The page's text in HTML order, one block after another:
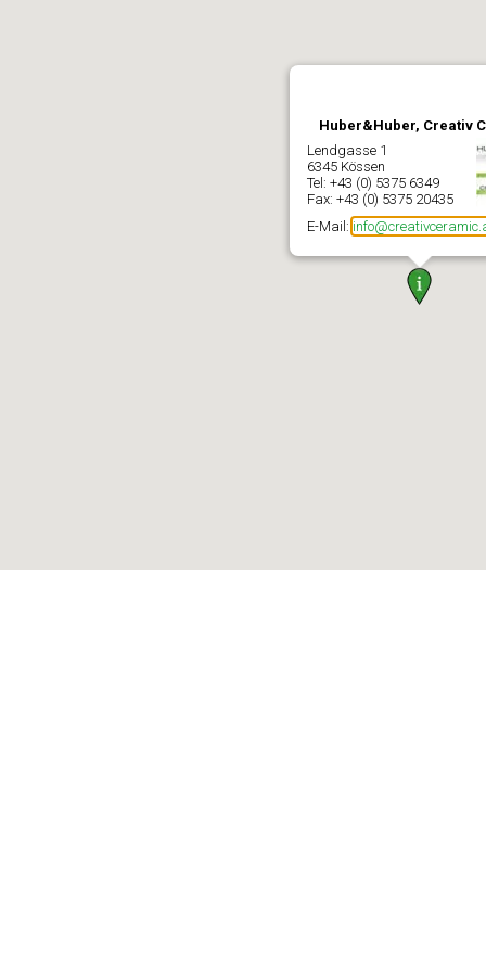
Huber&Huber, Creativ
Lendgasse 1
6345 Kössen
Tel: +43 (0) 5375 6349
Fax: +43 (0) 5375 20435
E-Mail: